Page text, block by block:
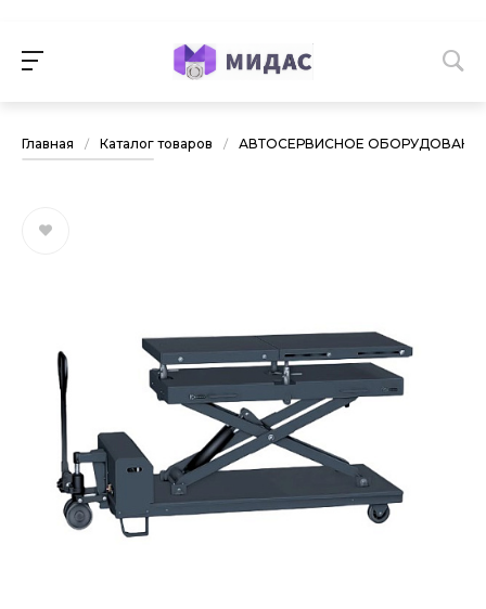
Главная / Каталог товаров / АВТОСЕРВИСНОЕ